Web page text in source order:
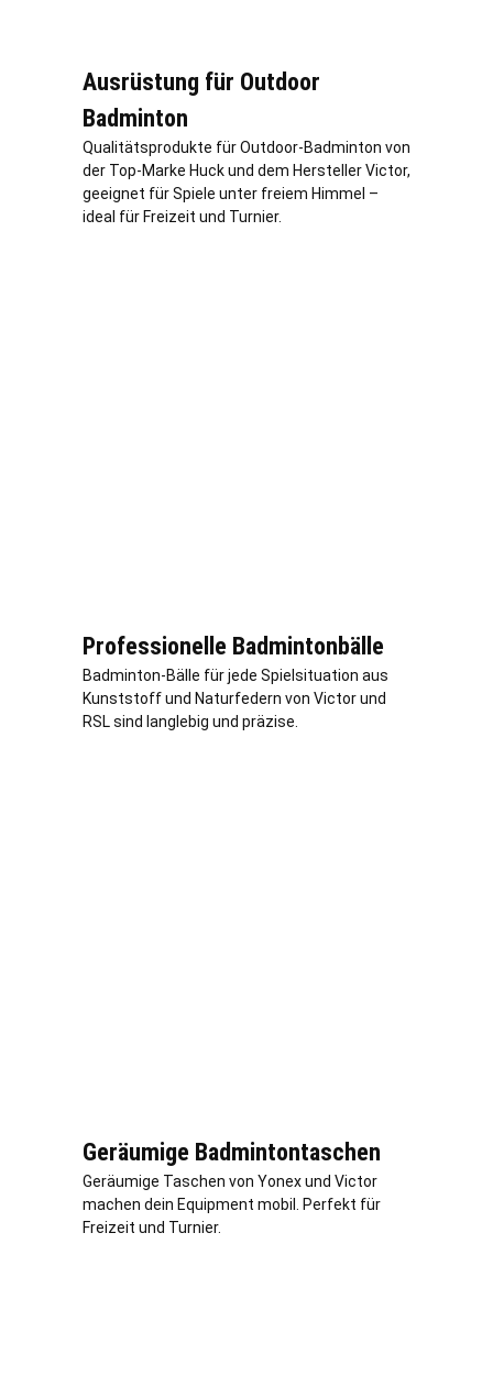
Ausrüstung für Outdoor
Badminton
Qualitätsprodukte für Outdoor-Badminton von
der Top-Marke Huck und dem Hersteller Victor,
geeignet für Spiele unter freiem Himmel –
ideal für Freizeit und Turnier.
Professionelle Badmintonbälle
Badminton-Bälle für jede Spielsituation aus
Kunststoff und Naturfedern von Victor und
RSL sind langlebig und präzise.
Geräumige Badmintontaschen
Geräumige Taschen von Yonex und Victor
machen dein Equipment mobil. Perfekt für
Freizeit und Turnier.